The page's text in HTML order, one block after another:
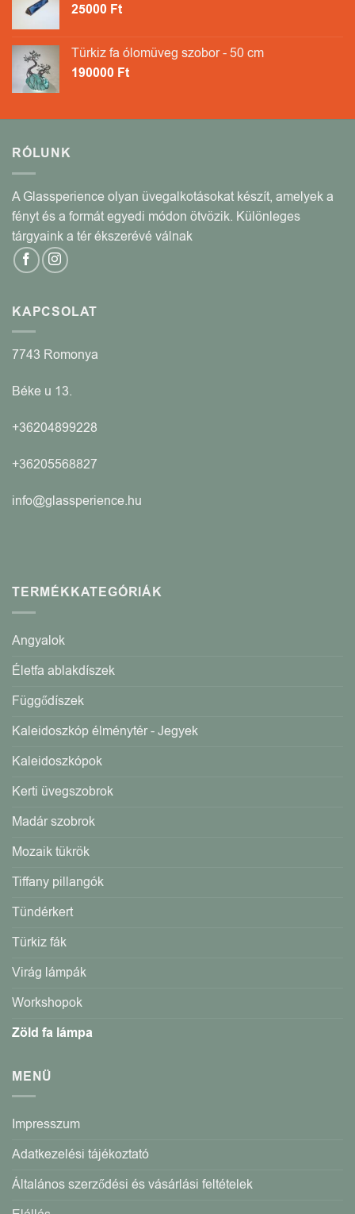
25000 Ft
Türkiz fa ólomüveg szobor - 50 cm
190000 Ft
RÓLUNK
A Glassperience olyan üvegalkotásokat készít, amelyek a
fényt és a formát egyedi módon ötvözik. Különleges
tárgyaink a tér ékszerévé válnak
KAPCSOLAT
7743 Romonya
Béke u 13.
+36204899228
+36205568827
info@glassperience.hu
TERMÉKKATEGÓRIÁK
Angyalok
Életfa ablakdíszek
Függődíszek
Kaleidoszkóp élménytér - Jegyek
Kaleidoszkópok
Kerti üvegszobrok
Madár szobrok
Mozaik tükrök
Tiffany pillangók
Tündérkert
Türkiz fák
Virág lámpák
Workshopok
Zöld fa lámpa
MENÜ
Impresszum
Adatkezelési tájékoztató
Általános szerződési és vásárlási feltételek